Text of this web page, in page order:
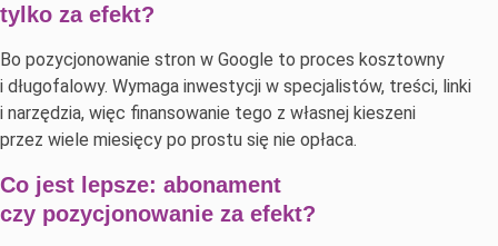
tylko za efekt?
Bo pozycjonowanie stron w Google to proces kosztowny
i długofalowy. Wymaga inwestycji w specjalistów, treści, linki
i narzędzia, więc finansowanie tego z własnej kieszeni
przez wiele miesięcy po prostu się nie opłaca.
Co jest lepsze: abonament
czy pozycjonowanie za efekt?